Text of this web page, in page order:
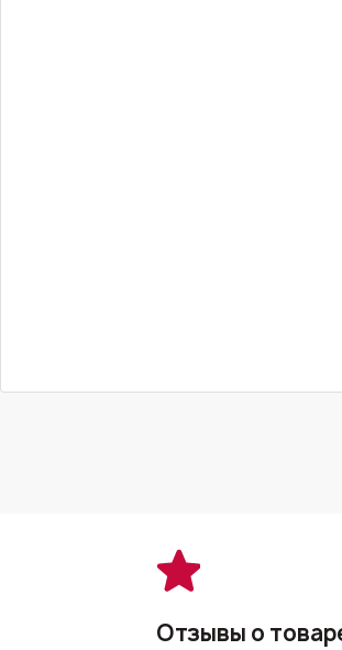
Отзывы о